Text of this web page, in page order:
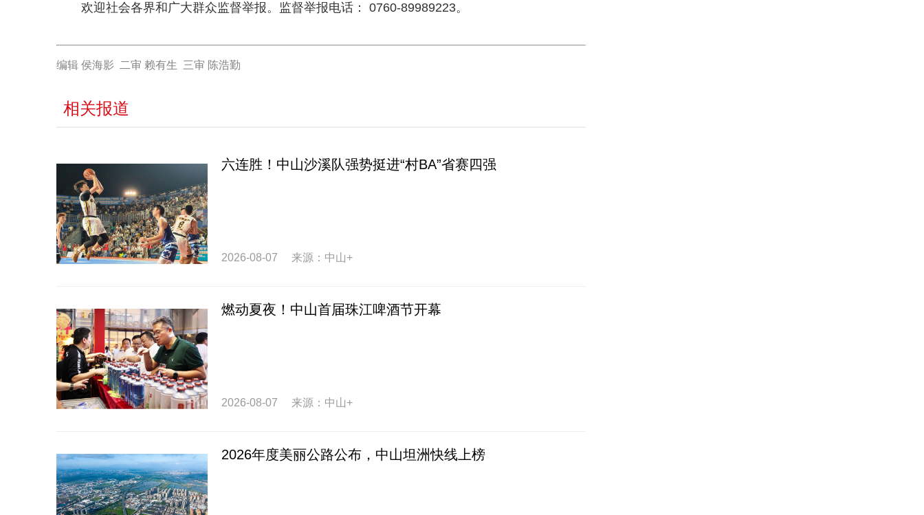
欢迎社会各界和广大群众监督举报。监督举报电话： 0760-89989223。
编辑 侯海影 二审 赖有生 三审 陈浩勤
相关报道
六连胜！中山沙溪队强势挺进“村BA”省赛四强
2026-08-07 来源：中山+
燃动夏夜！中山首届珠江啤酒节开幕
2026-08-07 来源：中山+
2026年度美丽公路公布，中山坦洲快线上榜